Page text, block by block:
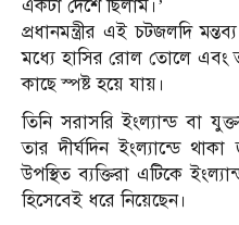
একটা দেশে ছিলাম।’
প্রধানমন্ত্রীর এই চটজলদি
মধ্যে হাসির রোল তোলে এবং
কাছে স্পষ্ট হয়ে যায়।
তিনি সরাসরি ইংল্যান্ড বা
তার দীর্ঘদিন ইংল্যান্ডে
উপস্থিত ব্যক্তিরা এটিকে
হিসেবেই ধরে নিয়েছেন।